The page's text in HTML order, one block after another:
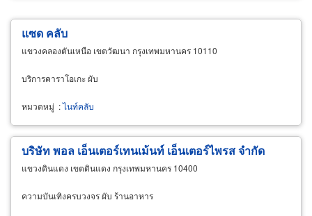
แซด คลับ
แขวงคลองตันเหนือ เขตวัฒนา กรุงเทพมหานคร 10110
บริการคาราโอเกะ ผับ
หมวดหมู่ :ไนท์คลับ
บริษัท พอล เอ็นเตอร์เทนเม้นท์ เอ็นเตอร์ไพรส จำกัด
แขวงดินแดง เขตดินแดง กรุงเทพมหานคร 10400
ความบันเทิงครบวงจร ผับ ร้านอาหาร